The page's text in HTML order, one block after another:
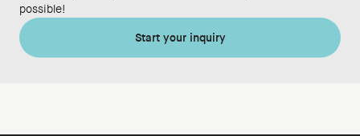
possible!
Start your inquiry